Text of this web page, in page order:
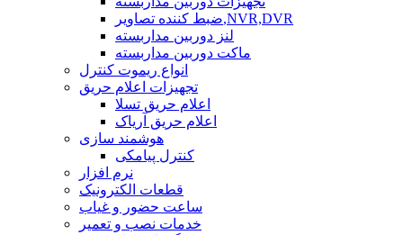
ضبط کننده تصاویر,NVR,DVR
لنز دوربین مداربسته
ماکت دوربین مداربسته
انواع ریموت کنترل
تجهیزات اعلام حریق
اعلام حریق تسلا
اعلام حریق آریاک
هوشمند سازی
کنترل پیامکی
نرم افزار
قطعات الکترونیک
ساعت حضور و غیاب
خدمات نصب و تعمیر